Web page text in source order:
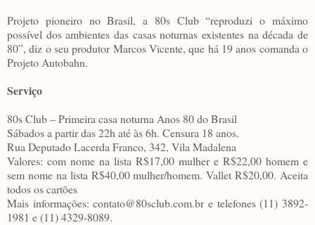
Projeto pioneiro no Brasil, a 80s Club “reproduzi o máximo
possível dos ambientes das casas noturnas existentes na década de
80”, diz o seu produtor Marcos Vicente, que há 19 anos comanda o
Projeto Autobahn.
Serviço
80s Club – Primeira casa noturna Anos 80 do Brasil
Sábados a partir das 22h até às 6h. Censura 18 anos.
Rua Deputado Lacerda Franco, 342, Vila Madalena
Valores: com nome na lista R$17,00 mulher e R$22,00 homem e
sem nome na lista R$40,00 mulher/homem. Vallet R$20,00. Aceita
todos os cartões
Mais informações: contato@80sclub.com.br e telefones (11) 3892-
1981 e (11) 4329-8089.